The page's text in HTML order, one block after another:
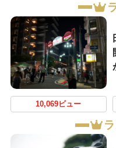
10,069ビュー